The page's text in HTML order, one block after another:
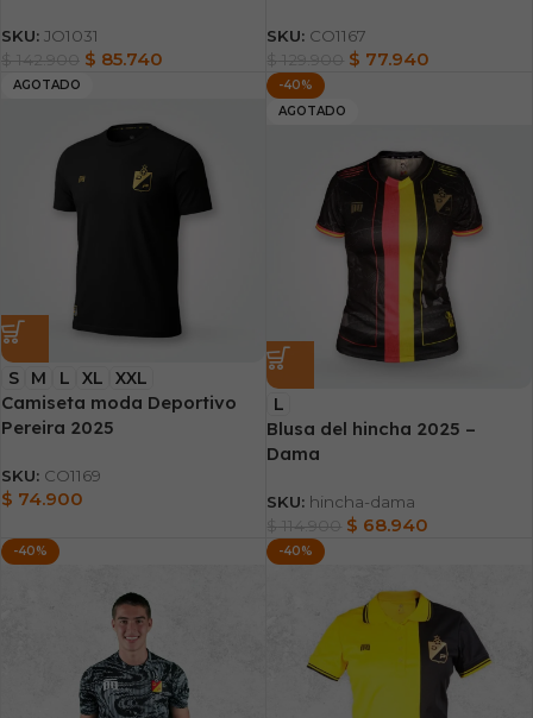
SKU: JO1031
$ 85.740
SKU: CO1167
$ 77.940
AGOTADO
S M L XL XXL
Camiseta moda Deportivo
Pereira 2025
SKU: CO1169
$ 74.900
-40%
AGOTADO
L
Blusa del hincha 2025 –
Dama
SKU: hincha-dama
$ 68.940
-40% -40%